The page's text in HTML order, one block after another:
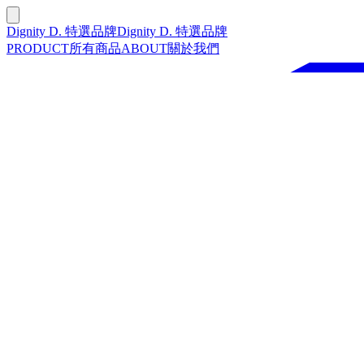
Dignity D. 特選品牌Dignity D. 特選品牌
PRODUCT所有商品ABOUT關於我們